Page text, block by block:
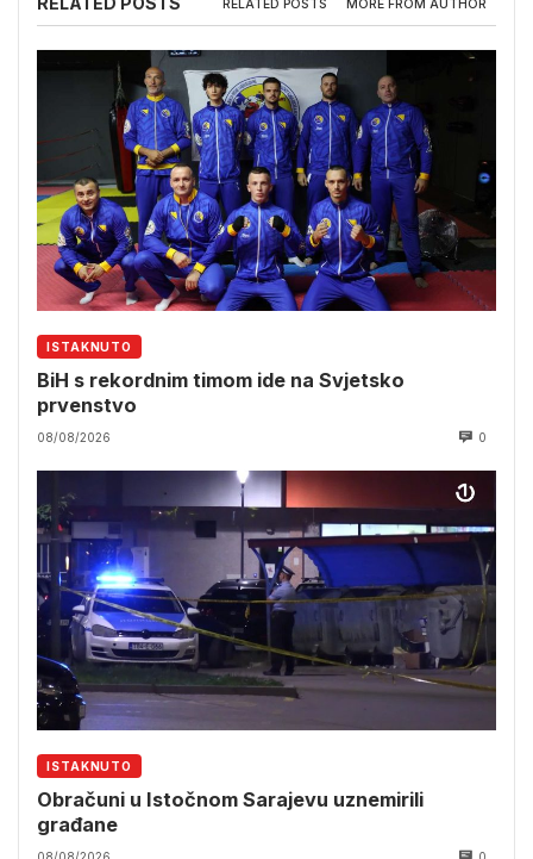
RELATED POSTS MORE FROM AUTHOR
ISTAKNUTO
BiH s rekordnim timom ide na Svjetsko
prvenstvo
08/08/2026 0
ISTAKNUTO
Obračuni u Istočnom Sarajevu uznemirili
građane